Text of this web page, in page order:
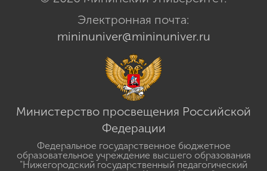
Электронная почта:
mininuniver@mininuniver.ru
Министерство просвещения Российской
Федерации
Федеральное государственное бюджетное
образовательное учреждение высшего образования
"Нижегородский государственный педагогический